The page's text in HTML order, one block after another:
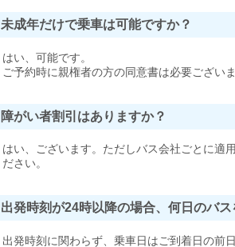
未成年だけで乗車は可能ですか？
はい、可能です。
ご予約時に親権者の方の同意書は必要ござい
障がい者割引はありますか？
はい、ございます。ただしバス会社ごとに適
ださい。
出発時刻が24時以降の場合、何日のバ
出発時刻に関わらず、乗車日はご到着日の前